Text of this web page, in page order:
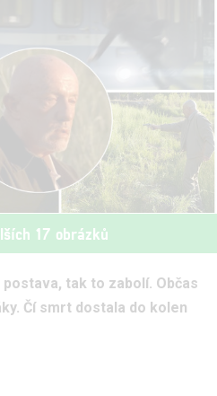
17 obrázků
tak to zabolí. Občas
Čí smrt dostala do kolen